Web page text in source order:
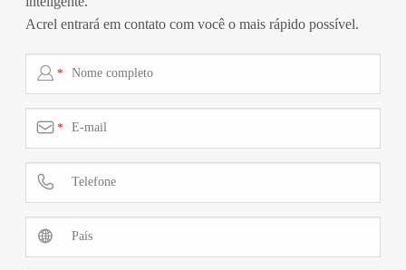
Acrel entrará em contato com você o mais rápido possível.
*
*

